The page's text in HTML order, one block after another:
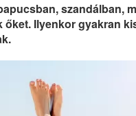
szandálban,
Ilyenkor gyakran